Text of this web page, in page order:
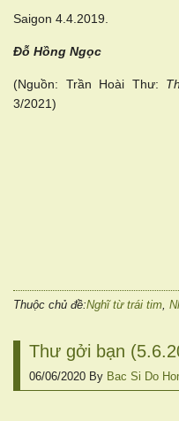
Saigon 4.4.2019.
Đỗ Hồng Ngọc
(Nguồn: Trần Hoài Thư:
3/2021)
Thuộc chủ đề:Nghĩ từ trái tim,
Thư gởi bạn
06/06/2020 By Bac Si Do